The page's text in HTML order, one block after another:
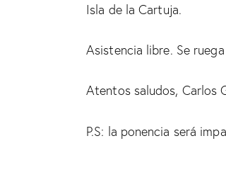
Isla de la Cartuja.
Asistencia libre. Se
Atentos saludos, Carlos
P.S: la ponencia será